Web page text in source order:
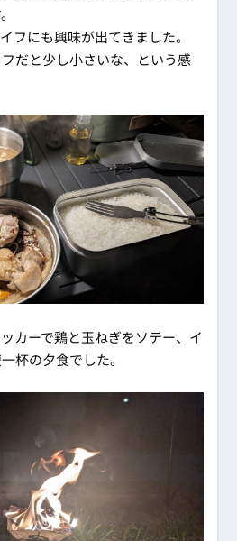
フにも興味が出てきました。
だと少し小さいな、という感
カーで鶏と玉ねぎをソテー、イ
杯の夕食でした。